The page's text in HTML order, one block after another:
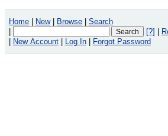
Home New Browse
Search
[?]
New Account Log In Forgot Password